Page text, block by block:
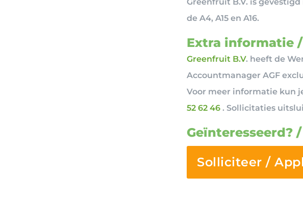
de A4, A15 en A16.
Extra informatie
Greenfruit B.V. heeft de
Accountmanager AGF
Voor meer informatie kun
52 62 46 . Sollicitaties
Geïnteresseerd?
Solliciteer /